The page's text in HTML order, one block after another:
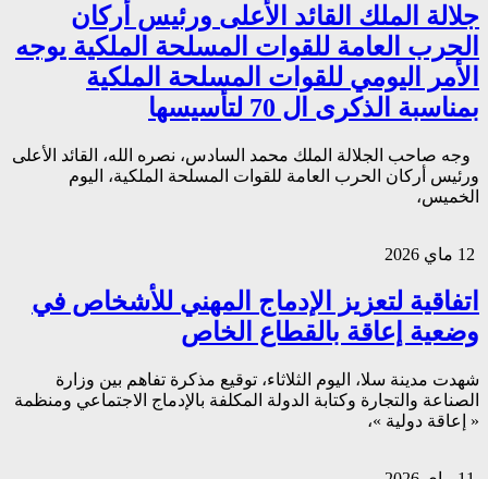
جلالة الملك القائد الأعلى ورئيس أركان
الحرب العامة للقوات المسلحة الملكية يوجه
الأمر اليومي للقوات المسلحة الملكية
بمناسبة الذكرى ال 70 لتأسيسها
وجه صاحب الجلالة الملك محمد السادس، نصره الله، القائد الأعلى
ورئيس أركان الحرب العامة للقوات المسلحة الملكية، اليوم
الخميس،
اتفاقية لتعزيز الإدماج المهني للأشخاص في
وضعية إعاقة بالقطاع الخاص
شهدت مدينة سلا، اليوم الثلاثاء، توقيع مذكرة تفاهم بين وزارة
الصناعة والتجارة وكتابة الدولة المكلفة بالإدماج الاجتماعي ومنظمة
« إعاقة دولية »،